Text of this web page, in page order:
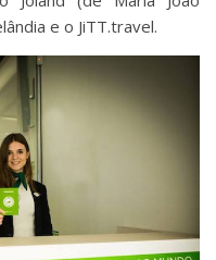
e o JiTT.travel.